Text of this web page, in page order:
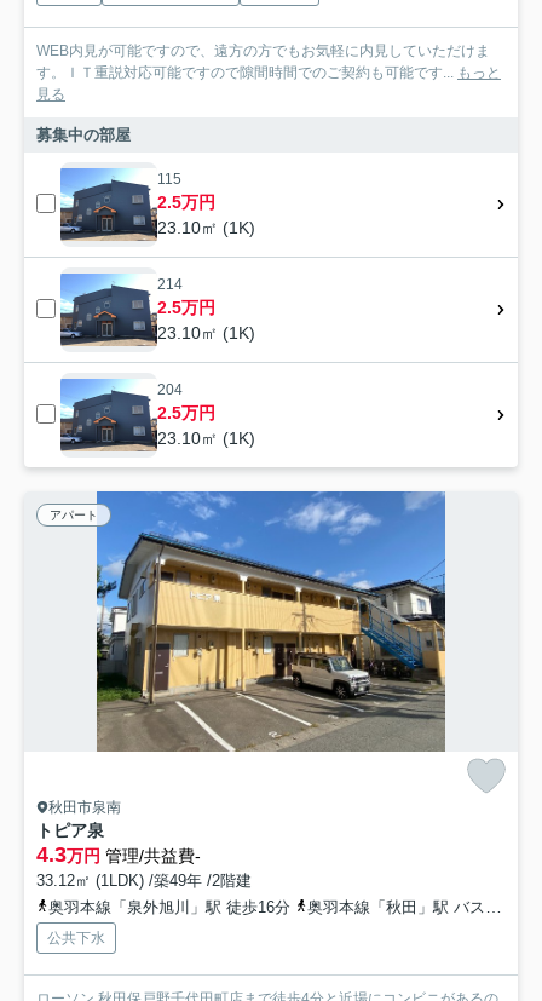
WEB内見が可能ですので、遠方の方でもお気軽に内見していただけま
す。ＩＴ重説対応可能ですので隙間時間でのご契約も可能です...
もっと
見る
募集中の部屋
115
2.5万円
23.10㎡ (1K)
214
2.5万円
23.10㎡ (1K)
204
2.5万円
23.10㎡ (1K)
アパート
秋田市泉南
トピア泉
4.3万円 管理/共益費-
33.12㎡ (1LDK) /築49年 /2階建
奥羽本線「泉外旭川」駅 徒歩16分
奥羽本線「秋田」駅 バス15分 秋田中央交通「泉南三丁目」 停歩5分
公共下水